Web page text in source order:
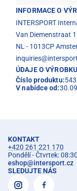
INFORMACE O
INTERSPORT
Van Diemenstraat
NL - 1013CP
ÚDAJE O VÝROBKU
Číslo produktu:
V nabídce od:
KONTAKT
+420 261 221 170
Pondělí - Čtvrtek:
eshop@intersport.cz
SLEDUJTE NÁS